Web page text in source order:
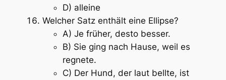
D) alleine
Welcher Satz enthält eine Ellipse?
A) Je früher, desto besser.
B) Sie ging nach Hause, weil es
regnete.
C) Der Hund, der laut bellte, ist